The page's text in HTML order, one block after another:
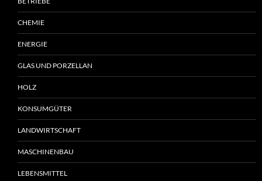
CHEMIE
ENERGIE
GLAS UND PORZELLAN
HOLZ
KONSUMGÜTER
LANDWIRTSCHAFT
MASCHINENBAU
LEBENSMITTEL